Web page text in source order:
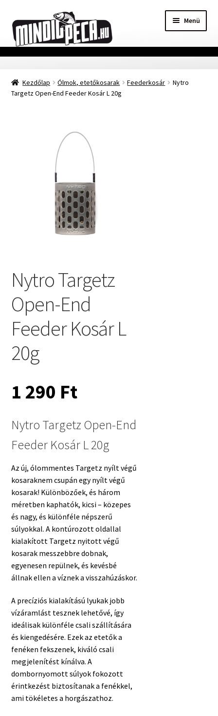
a
navigációhoz
a
tartalomba
Menü
Főoldal
Adatvédelmi nyilatkozat
Szállítási Információ
Mohosz Versenynaptár 2025
Kezdőlap Ólmok, etetőkosarak Feederkosár
Nytro
Targetz Open-End Feeder Kosár L 20g
Nytro Targetz
Open-End
Feeder Kosár L
20g
1 290 Ft
Nytro Targetz Open-End
Feeder Kosár L 20g
Az új, ólommentes Targetz nyílt végű
kosaraknem csupán egy nyílt végű
kosarak! Különbözőek, és három
méretben kaphatók, kicsi – közepes
és nagy, és különféle népszerű
súlyokkal. A kontúrozott oldallal
kialakított Targetz nyitott végű
kosarak messzebbre dobnak,
egyenesen repülnek, és kevésbé
állnak ellen a víznek a visszahúzáskor.
A precíziós kialakítású lyukak jobb
vízáramlást tesznek lehetővé, így
ideálisak különféle csali szállítására
és kiengedésére. Ezek az etetők a
fenéken fekszenek, kiváló csali
megjelenítést kínálva. A
dombornyomott súlyok fokozott
érintkezést biztosítanak a fenékkel,
ami tökéletes a horgászathoz.